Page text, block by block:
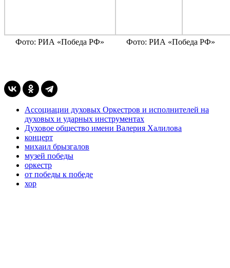
Фото: РИА «Победа РФ» Фото: РИА «Победа РФ»
Ассоциации духовых Оркестров и исполнителей на
духовых и ударных инструментах
Духовое общество имени Валерия Халилова
концерт
михаил брызгалов
музей победы
оркестр
от победы к победе
хор